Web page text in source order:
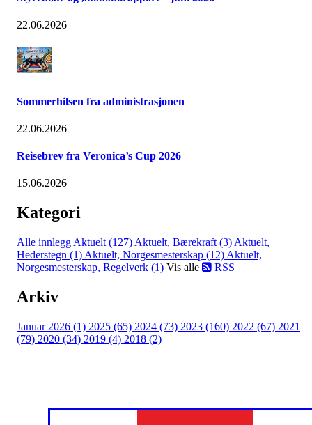
22.06.2026
Sommerhilsen fra administrasjonen
22.06.2026
Reisebrev fra Veronica’s Cup 2026
15.06.2026
Kategori
Alle innlegg Aktuelt (127) Aktuelt, Bærekraft (3) Aktuelt,
Hederstegn (1) Aktuelt, Norgesmesterskap (12) Aktuelt,
Norgesmesterskap, Regelverk (1) Vis alle RSS
Arkiv
Januar 2026 (1) 2025 (65) 2024 (73) 2023 (160) 2022 (67) 2021
(79) 2020 (34) 2019 (4) 2018 (2)